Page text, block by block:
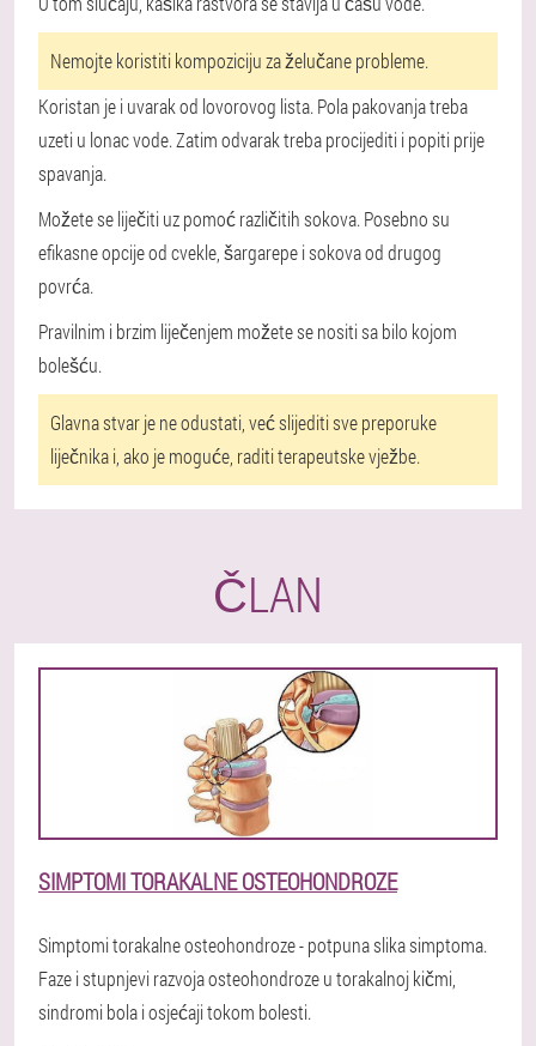
Nemojte koristiti kompoziciju za želučane probleme.
Koristan je i uvarak od lovorovog lista. Pola pakovanja treba
uzeti u lonac vode. Zatim odvarak treba procijediti i popiti prije
spavanja.
Možete se liječiti uz pomoć različitih sokova. Posebno su
efikasne opcije od cvekle, šargarepe i sokova od drugog
povrća.
Pravilnim i brzim liječenjem možete se nositi sa bilo kojom
bolešću.
Glavna stvar je ne odustati, već slijediti sve preporuke
liječnika i, ako je moguće, raditi terapeutske vježbe.
ČLAN
SIMPTOMI TORAKALNE OSTEOHONDROZE
Simptomi torakalne osteohondroze - potpuna slika simptoma.
Faze i stupnjevi razvoja osteohondroze u torakalnoj kičmi,
sindromi bola i osjećaji tokom bolesti.